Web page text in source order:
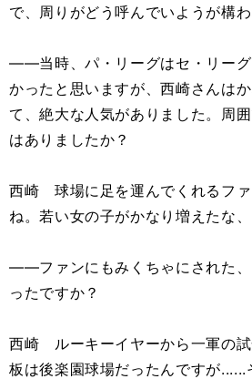
で、周りがどう呼んでいようが構わ
――当時、パ・リーグはセ・リーグ
かったと思いますが、西崎さんは
て、絶大な人気がありました。周
はありましたか？
西崎 球場に足を運んでくれるファ
ね。若い女の子がかなり増えたな、
――ファンにもみくちゃにされた、
ったですか？
西崎 ルーキーイヤーから一軍の
板は後楽園球場だったんですが